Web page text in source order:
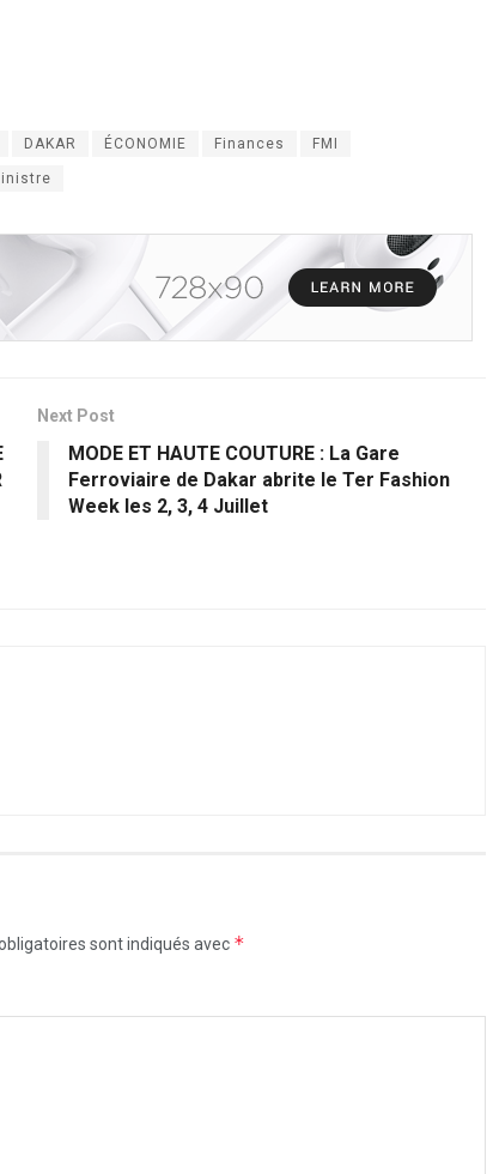
DAKAR ÉCONOMIE Finances FMI
Next Post
MODE ET HAUTE COUTURE : La Gare
Ferroviaire de Dakar abrite le Ter Fashion
Week les 2, 3, 4 Juillet
sont indiqués avec *